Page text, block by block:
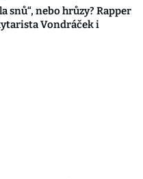
snů“, nebo hrůzy? Rapper
Vondráček i